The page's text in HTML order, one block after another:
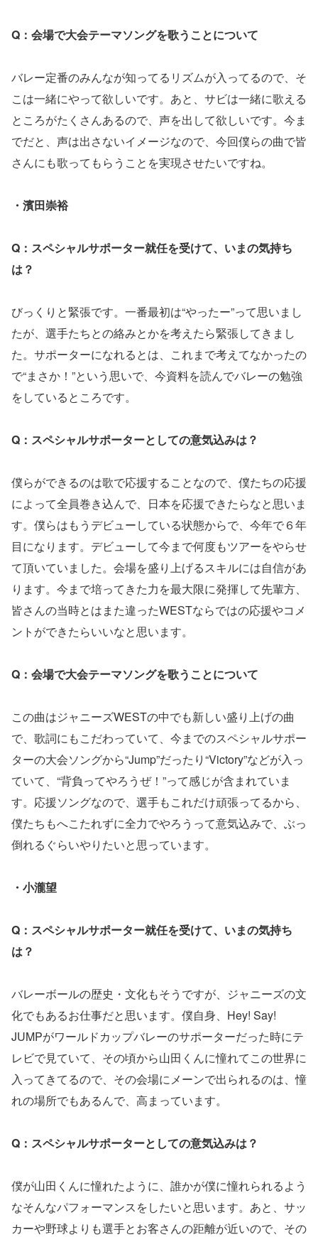
Q：会場で大会テーマソングを歌うことについて
バレー定番のみんなが知ってるリズムが入ってるので、そ
こは一緒にやって欲しいです。あと、サビは一緒に歌える
ところがたくさんあるので、声を出して欲しいです。今ま
でだと、声は出さないイメージなので、今回僕らの曲で皆
さんにも歌ってもらうことを実現させたいですね。
・濱田崇裕
Q：スペシャルサポーター就任を受けて、いまの気持ち
は？
びっくりと緊張です。一番最初は“やったー”って思いまし
たが、選手たちとの絡みとかを考えたら緊張してきまし
た。サポーターになれるとは、これまで考えてなかったの
で“まさか！”という思いで、今資料を読んでバレーの勉強
をしているところです。
Q：スペシャルサポーターとしての意気込みは？
僕らができるのは歌で応援することなので、僕たちの応援
によって全員巻き込んで、日本を応援できたらなと思いま
す。僕らはもうデビューしている状態からで、今年で６年
目になります。デビューして今まで何度もツアーをやらせ
て頂いていました。会場を盛り上げるスキルには自信があ
ります。今まで培ってきた力を最大限に発揮して先輩方、
皆さんの当時とはまた違ったWESTならではの応援やコメ
ントができたらいいなと思います。
Q：会場で大会テーマソングを歌うことについて
この曲はジャニーズWESTの中でも新しい盛り上げの曲
で、歌詞にもこだわっていて、今までのスペシャルサポー
ターの大会ソングから“Jump”だったり“Victory”などが入っ
ていて、“背負ってやろうぜ！”って感じが含まれていま
す。応援ソングなので、選手もこれだけ頑張ってるから、
僕たちもへこたれずに全力でやろうって意気込みで、ぶっ
倒れるぐらいやりたいと思っています。
・小瀧望
Q：スペシャルサポーター就任を受けて、いまの気持ち
は？
バレーボールの歴史・文化もそうですが、ジャニーズの文
化でもあるお仕事だと思います。僕自身、Hey! Say!
JUMPがワールドカップバレーのサポーターだった時にテ
レビで見ていて、その頃から山田くんに憧れてこの世界に
入ってきてるので、その会場にメーンで出られるのは、憧
れの場所でもあるんで、高まっています。
Q：スペシャルサポーターとしての意気込みは？
僕が山田くんに憧れたように、誰かが僕に憧れられるよう
なそんなパフォーマンスをしたいと思います。あと、サッ
カーや野球よりも選手とお客さんの距離が近いので、その